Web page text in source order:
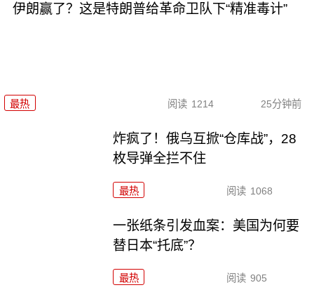
伊朗赢了？这是特朗普给革命卫队下“精准毒计”
最热 阅读 1214 25分钟前
炸疯了！俄乌互掀“仓库战”，28
枚导弹全拦不住
最热 阅读 1068
一张纸条引发血案：美国为何要
替日本“托底”？
最热 阅读 905